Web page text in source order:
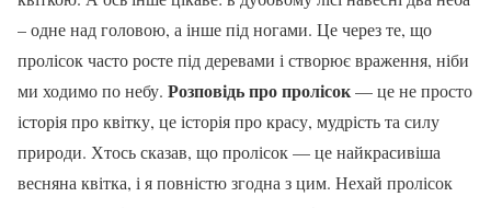
– одне над головою, а інше під ногами. Це через те, що
пролісок часто росте під деревами і створює враження, ніби
ми ходимо по небу. Розповідь про пролісок— це не просто
історія про квітку, це історія про красу, мудрість та силу
природи. Хтось сказав, що пролісок — це найкрасивіша
весняна квітка, і я повністю згодна з цим. Нехай пролісок